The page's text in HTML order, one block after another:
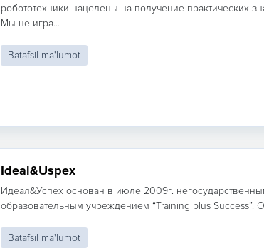
робототехники нацелены на получение практических
Мы не игра...
Batafsil ma'lumot
Ideal&Uspex
Идеал&Успех основан в июле 2009г.
образовательным учреждением “Training plus Success”.
Batafsil ma'lumot